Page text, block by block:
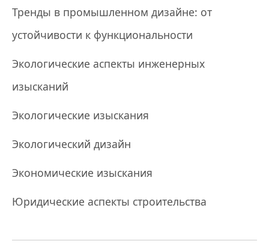
Тренды в промышленном дизайне: от
устойчивости к функциональности
Экологические аспекты инженерных
изысканий
Экологические изыскания
Экологический дизайн
Экономические изыскания
Юридические аспекты строительства